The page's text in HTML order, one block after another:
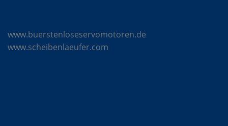
www.buerstenloseservomotoren.de
www.scheibenlaeufer.com